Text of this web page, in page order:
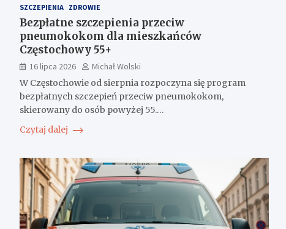
SZCZEPIENIA ZDROWIE
Bezpłatne szczepienia przeciw
pneumokokom dla mieszkańców
Częstochowy 55+
16 lipca 2026
Michał Wolski
W Częstochowie od sierpnia rozpoczyna się program
bezpłatnych szczepień przeciw pneumokokom,
skierowany do osób powyżej 55.…
Czytaj dalej